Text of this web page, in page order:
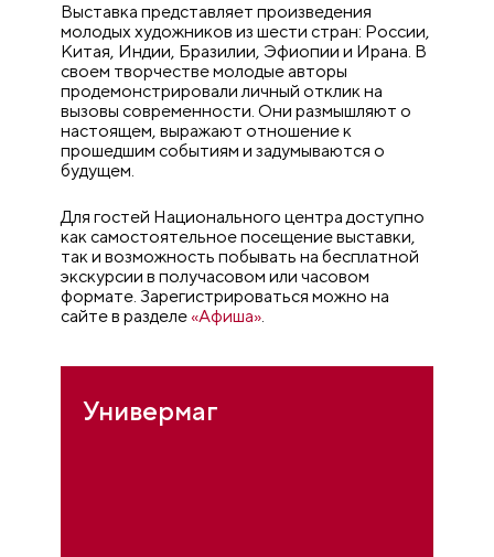
Выставка представляет произведения
молодых художников из шести стран: России,
Китая, Индии, Бразилии, Эфиопии и Ирана. В
своем творчестве молодые авторы
продемонстрировали личный отклик на
вызовы современности. Они размышляют о
настоящем, выражают отношение к
прошедшим событиям и задумываются о
будущем.
Для гостей Национального центра доступно
как самостоятельное посещение выставки,
так и возможность побывать на бесплатной
экскурсии в получасовом или часовом
формате. Зарегистрироваться можно на
сайте в разделе«Афиша».
Универмаг